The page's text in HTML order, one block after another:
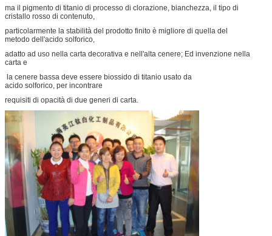
ma il pigmento di titanio di processo di clorazione, bianchezza, il tipo di
cristallo rosso di contenuto,
particolarmente la stabilità del prodotto finito è migliore di quella del
metodo dell'acido solforico,
adatto ad uso nella carta decorativa e nell'alta cenere; Ed invenzione nella
carta e
la cenere bassa deve essere biossido di titanio usato da
acido solforico, per incontrare
requisiti di opacità di due generi di carta.